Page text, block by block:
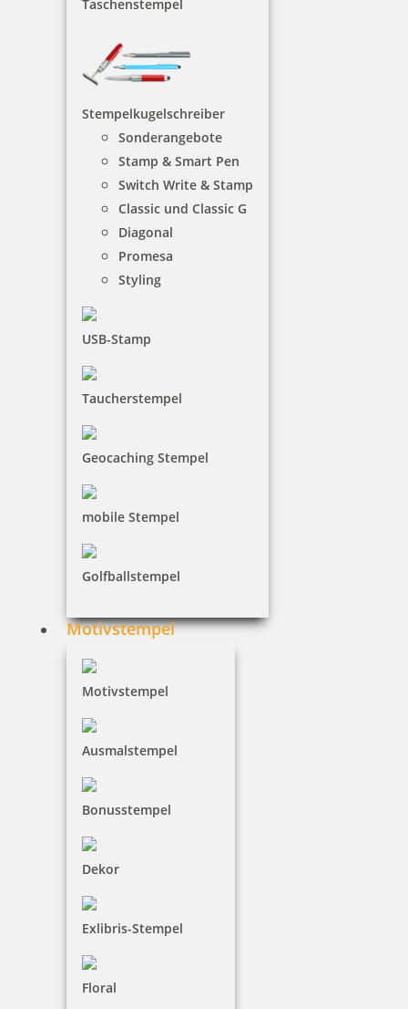
Taschenstempel
Stempelkugelschreiber
Sonderangebote
Stamp & Smart Pen
Switch Write & Stamp
Classic und Classic G
Diagonal
Promesa
Styling
USB-Stamp
Taucherstempel
Geocaching Stempel
mobile Stempel
Golfballstempel
Motivstempel
Motivstempel
Ausmalstempel
Bonusstempel
Dekor
Exlibris-Stempel
Floral
208 Artikel in der Kategorie
My Marky Textilstempel mit individueller Textplatte und
18,34 €
Jetzt gestalten